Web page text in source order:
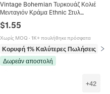
Δαχτυλίδια
Vintage Bohemian Τυρκουάζ Κολιέ
Μενταγιόν Κράμα Ethnic Στυλ
Κοσμήματα Για Γυναίκες Ρετρό
Αλυσίδα Από Ατσάλι Τιτανίου
$1.55
Χωρίς MOQ · 1K+ πουλήθηκε πρόσφατα
Κορυφή 1% Καλύτερες Πωλήσεις
σε
Δωρεάν αποστολή
+42